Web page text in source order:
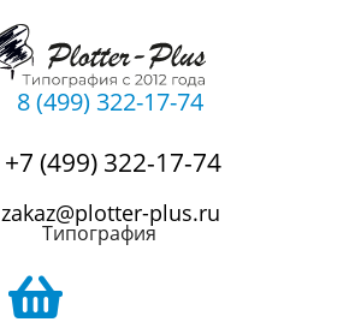
8 (499) 322-17-74
+7 (499) 322-17-74
zakaz@plotter-plus.ru
Типография